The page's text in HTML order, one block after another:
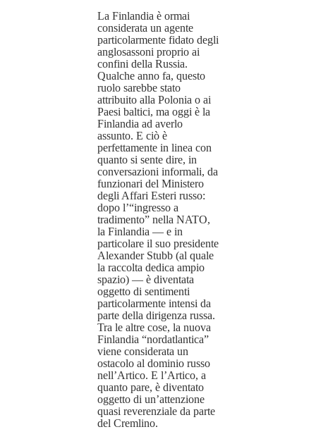
La Finlandia è ormai
considerata un agente
particolarmente fidato degli
anglosassoni proprio ai
confini della Russia.
Qualche anno fa, questo
ruolo sarebbe stato
attribuito alla Polonia o ai
Paesi baltici, ma oggi è la
Finlandia ad averlo
assunto. E ciò è
perfettamente in linea con
quanto si sente dire, in
conversazioni informali, da
funzionari del Ministero
degli Affari Esteri russo:
dopo l’“ingresso a
tradimento” nella NATO,
la Finlandia — e in
particolare il suo presidente
Alexander Stubb (al quale
la raccolta dedica ampio
spazio) — è diventata
oggetto di sentimenti
particolarmente intensi da
parte della dirigenza russa.
Tra le altre cose, la nuova
Finlandia “nordatlantica”
viene considerata un
ostacolo al dominio russo
nell’Artico. E l’Artico, a
quanto pare, è diventato
oggetto di un’attenzione
quasi reverenziale da parte
del Cremlino.